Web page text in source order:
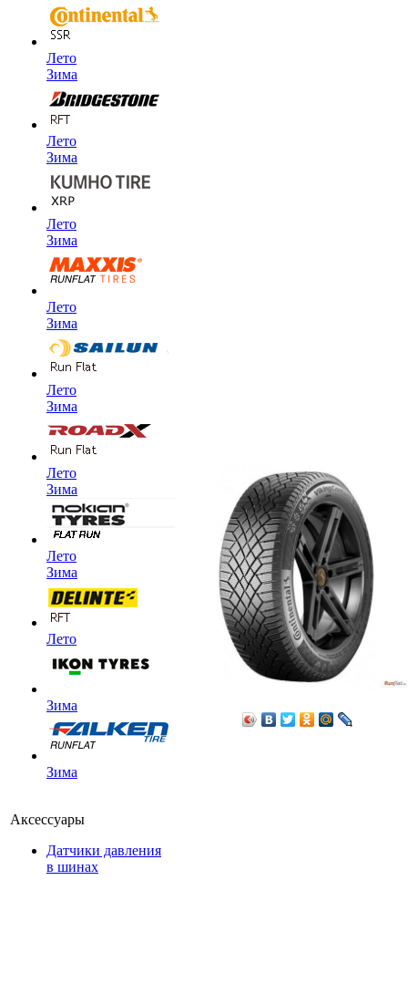
Лето
Зима
Лето
Зима
Лето
Зима
Лето
Зима
Лето
Зима
Лето
Зима
Лето
Зима
Лето
Зима
Зима
Аксессуары
Датчики давления
в шинах